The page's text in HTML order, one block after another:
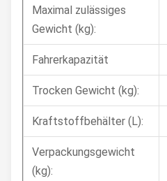
Maximal zulässiges
Gewicht (kg):
Fahrerkapazität
Trocken Gewicht (kg):
Kraftstoffbehälter (L):
Verpackungsgewicht
(kg):